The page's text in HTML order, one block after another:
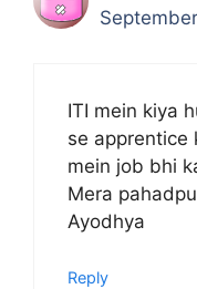
ITI mein kiya
se apprentice
mein job bhi
Mera
Ayodhya
Reply